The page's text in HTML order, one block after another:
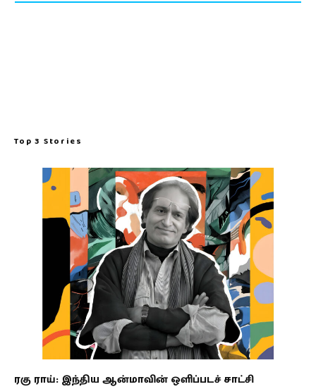
Top 3 Stories
ரகு ராய்: இந்திய ஆன்மாவின் ஒளிப்படச் சாட்சி